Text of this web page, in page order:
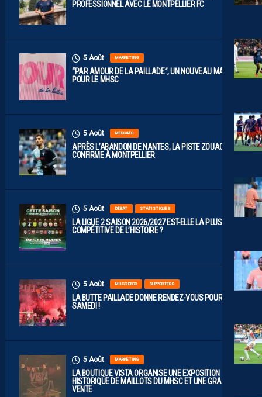
PROFESSIONNEL AVEC LE MONTPELLIER FC
5 Août MARKETING
“PAR AMOUR DE LA PAILLADE”, UN NOUVEAU MAILLOT
POUR LE MHSC
5 Août MERCATO
APRÈS L’ABANDON DE NANTES, LA PISTE ZOUAOUI SE
CONFIRME À MONTPELLIER
5 Août DÉBAT STATISTIQUES
LA LIGUE 2 SAISON 2026/2027 EST-ELLE LA PLUS
COMPÉTITIVE DE L’HISTOIRE ?
5 Août MHSC-DFCO SUPPORTERS
LA BUTTE PAILLADE DONNE RENDEZ-VOUS POUR
SAMEDI !
5 Août MARKETING
LA BOUTIQUE VISTA ORGANISE UNE EXPOSITION
HISTORIQUE DE MAILLOTS DU MHSC ET UNE GRANDE
VENTE